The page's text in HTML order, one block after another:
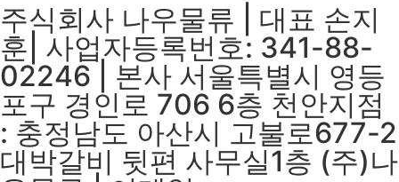
주식회사 나우물류 | 대표 손지
훈| 사업자등록번호: 341-88-
02246 | 본사 서울특별시 영등
포구 경인로 706 6층 천안지점
: 충정남도 아산시 고불로677-2
대박갈비 뒷편 사무실1층 (주)나